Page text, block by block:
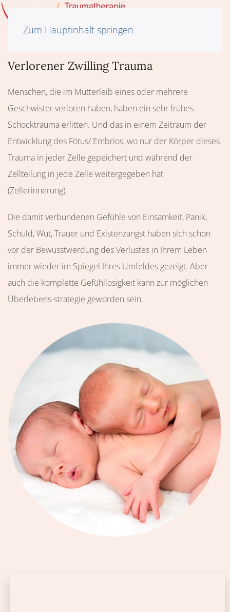
Zum Hauptinhalt springen
Verlorener Zwilling Trauma
Menschen, die im Mutterleib eines oder mehrere
Geschwister verloren haben, haben ein sehr frühes
Schocktrauma erlitten. Und das in einem Zeitraum der
Entwicklung des Fötus/ Embrios, wo nur der Körper dieses
Trauma in jeder Zelle gepeichert und während der
Zellteilung in jede Zelle weitergegeben hat
(Zellerinnerung).
Die damit verbundenen Gefühle von Einsamkeit, Panik,
Schuld, Wut, Trauer und Existenzangst haben sich schon
vor der Bewusstwerdung des Verlustes in Ihrem Leben
immer wieder im Spiegel Ihres Umfeldes gezeigt. Aber
auch die komplette Gefühllosigkeit kann zur möglichen
Überlebens-strategie geworden sein.